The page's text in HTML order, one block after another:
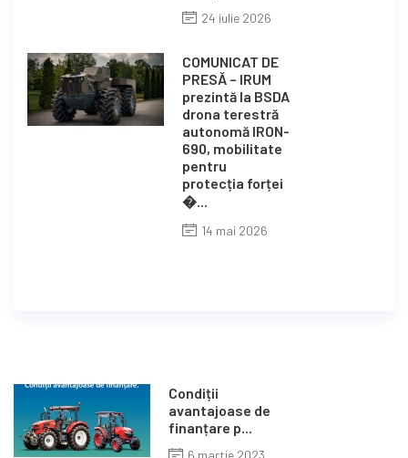
24 iulie 2026
COMUNICAT DE
PRESĂ – IRUM
prezintă la BSDA
drona terestră
autonomă IRON-
690, mobilitate
pentru
protecția forței
�...
14 mai 2026
Condiții
avantajoase de
finanțare p...
6 martie 2023